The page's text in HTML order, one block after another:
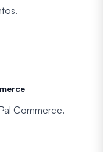
Commerce.